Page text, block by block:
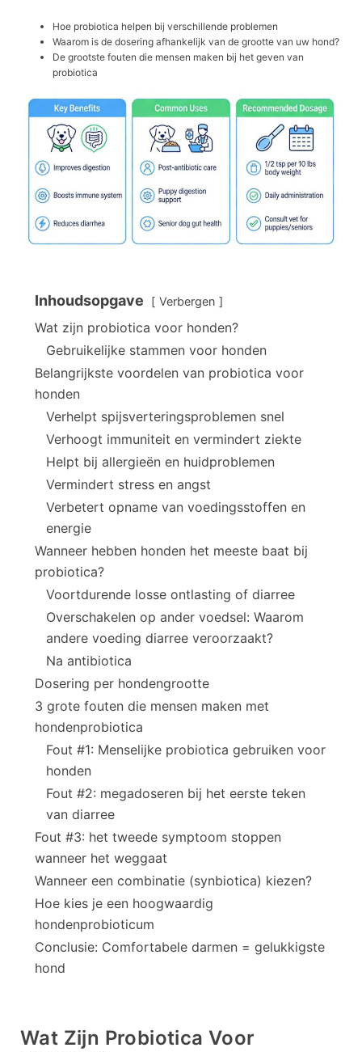
Hoe probiotica helpen bij verschillende problemen
Waarom is de dosering afhankelijk van de grootte van uw hond?
De grootste fouten die mensen maken bij het geven van
probiotica
Inhoudsopgave Verbergen
Wat zijn probiotica voor honden?
Gebruikelijke stammen voor honden
Belangrijkste voordelen van probiotica voor
honden
Verhelpt spijsverteringsproblemen snel
Verhoogt immuniteit en vermindert ziekte
Helpt bij allergieën en huidproblemen
Vermindert stress en angst
Verbetert opname van voedingsstoffen en
energie
Wanneer hebben honden het meeste baat bij
probiotica?
Voortdurende losse ontlasting of diarree
Overschakelen op ander voedsel: Waarom
andere voeding diarree veroorzaakt?
Na antibiotica
Dosering per hondengrootte
3 grote fouten die mensen maken met
hondenprobiotica
Fout #1: Menselijke probiotica gebruiken voor
honden
Fout #2: megadoseren bij het eerste teken
van diarree
Fout #3: het tweede symptoom stoppen
wanneer het weggaat
Wanneer een combinatie (synbiotica) kiezen?
Hoe kies je een hoogwaardig
hondenprobioticum
Conclusie: Comfortabele darmen = gelukkigste
hond
Wat Zijn Probiotica Voor